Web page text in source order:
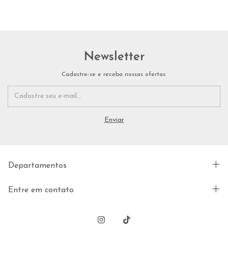
Newsletter
Cadastre-se e receba nossas ofertas.
Departamentos
Entre em contato